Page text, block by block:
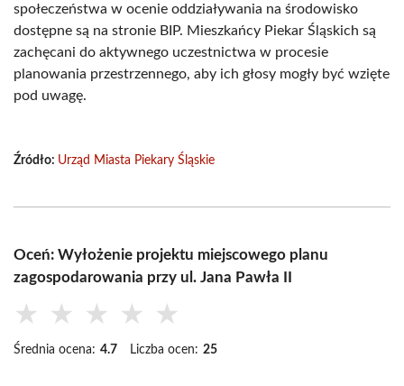
społeczeństwa w ocenie oddziaływania na środowisko
dostępne są na stronie BIP. Mieszkańcy Piekar Śląskich są
zachęcani do aktywnego uczestnictwa w procesie
planowania przestrzennego, aby ich głosy mogły być wzięte
pod uwagę.
Źródło: Urząd Miasta Piekary Śląskie
Oceń: Wyłożenie projektu miejscowego planu
zagospodarowania przy ul. Jana Pawła II
★ ★ ★ ★ ★
Średnia ocena: 4.7 Liczba ocen: 25